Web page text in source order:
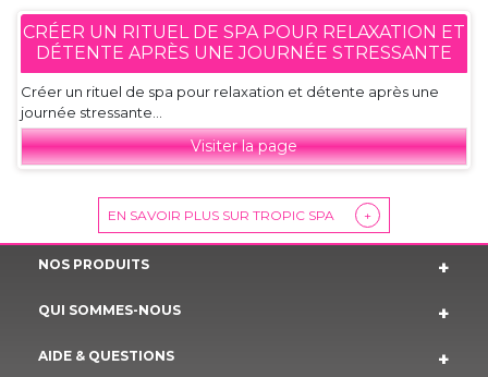
CRÉER UN RITUEL DE SPA POUR RELAXATION ET
DÉTENTE APRÈS UNE JOURNÉE STRESSANTE
Créer un rituel de spa pour relaxation et détente après une
journée stressante...
Visiter la page
EN SAVOIR PLUS SUR TROPIC SPA +
NOS PRODUITS
QUI SOMMES-NOUS
AIDE & QUESTIONS